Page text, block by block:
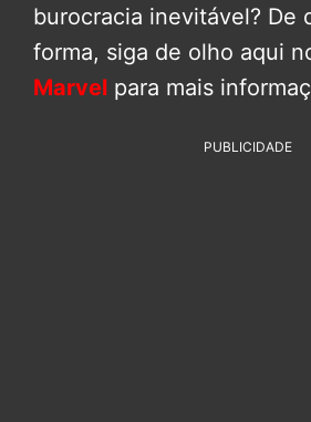
burocracia inevitável? De
forma, siga de olho aqui
Marvel para mais
PUBLICIDADE